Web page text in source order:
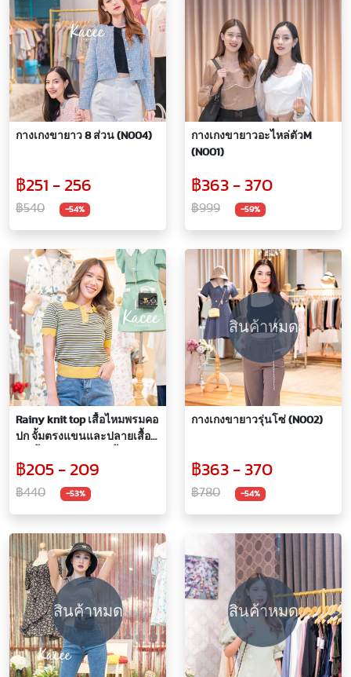
กางเกงขายาว 8 ส่วน (N004)
฿251 - 256
฿540 -54%
กางเกงขายาวอะไหล่ตัวM
(N001)
฿363 - 370
฿999 -59%
Rainy knit top เสื้อไหมพรมคอ
ปก จั้มตรงแขนและปลายเสื้อ
ยืดหยุ่นได้ดี ดีเทลเก๋มากตรง
กระดุม (G034)
฿205 - 209
฿440 -53%
สินค้าหมด
กางเกงขายาวรุ่นโซ่ (N002)
฿363 - 370
฿780 -54%
สินค้าหมด สินค้าหมด